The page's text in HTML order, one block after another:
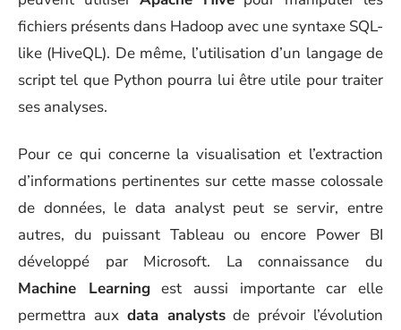
fichiers présents dans Hadoop avec une syntaxe SQL-
like (HiveQL). De même, l’utilisation d’un langage de
script tel que Python pourra lui être utile pour traiter
ses analyses.
Pour ce qui concerne la visualisation et l’extraction
d’informations pertinentes sur cette masse colossale
de données, le data analyst peut se servir, entre
autres, du puissant Tableau ou encore Power BI
développé par Microsoft. La connaissance du
Machine Learningest aussi importante car elle
permettra aux data analystsde prévoir l’évolution